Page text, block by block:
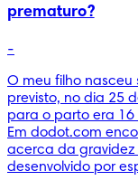
prematuro?
-
O meu filho
previsto, no dia 25
para o parto era
Em dodot.com
acerca da
desenvolvido por